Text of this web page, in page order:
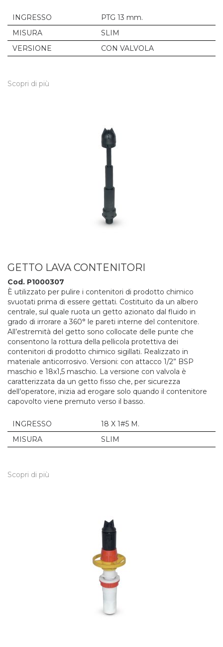
INGRESSO
PTG 13 mm.
MISURA
SLIM
VERSIONE
CON VALVOLA
Scopri di più
GETTO LAVA CONTENITORI
Cod. P1000307
È utilizzato per pulire i contenitori di prodotto chimico
svuotati prima di essere gettati. Costituito da un albero
centrale, sul quale ruota un getto azionato dal fluido in
grado di irrorare a 360° le pareti interne del contenitore.
All’estremità del getto sono collocate delle punte che
consentono la rottura della pellicola protettiva dei
contenitori di prodotto chimico sigillati. Realizzato in
materiale anticorrosivo. Versioni: con attacco 1/2” BSP
maschio e 18x1,5 maschio. La versione con valvola è
caratterizzata da un getto fisso che, per sicurezza
dell’operatore, inizia ad erogare solo quando il contenitore
capovolto viene premuto verso il basso.
INGRESSO
18 X 1#5 M.
MISURA
SLIM
Scopri di più